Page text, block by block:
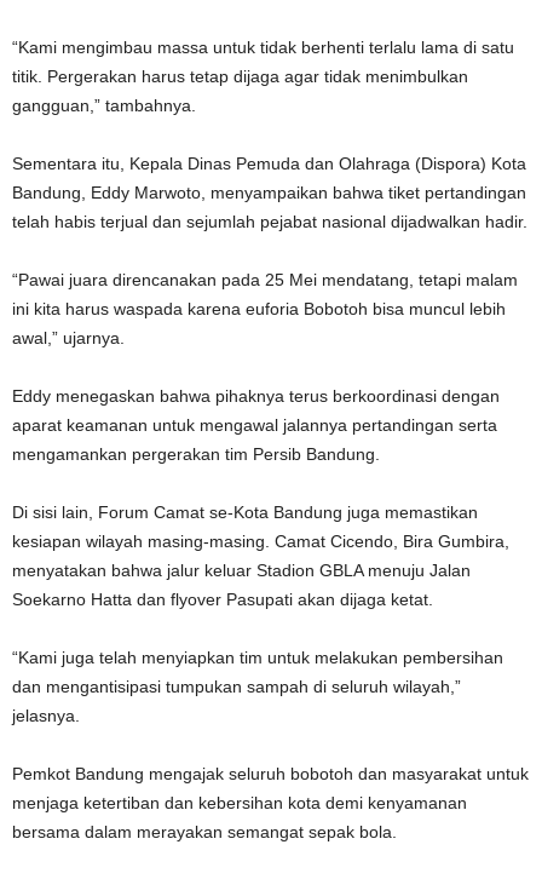
“Kami mengimbau massa untuk tidak berhenti terlalu lama di satu
titik. Pergerakan harus tetap dijaga agar tidak menimbulkan
gangguan,” tambahnya.
Sementara itu, Kepala Dinas Pemuda dan Olahraga (Dispora) Kota
Bandung, Eddy Marwoto, menyampaikan bahwa tiket pertandingan
telah habis terjual dan sejumlah pejabat nasional dijadwalkan hadir.
“Pawai juara direncanakan pada 25 Mei mendatang, tetapi malam
ini kita harus waspada karena euforia Bobotoh bisa muncul lebih
awal,” ujarnya.
Eddy menegaskan bahwa pihaknya terus berkoordinasi dengan
aparat keamanan untuk mengawal jalannya pertandingan serta
mengamankan pergerakan tim Persib Bandung.
Di sisi lain, Forum Camat se-Kota Bandung juga memastikan
kesiapan wilayah masing-masing. Camat Cicendo, Bira Gumbira,
menyatakan bahwa jalur keluar Stadion GBLA menuju Jalan
Soekarno Hatta dan flyover Pasupati akan dijaga ketat.
“Kami juga telah menyiapkan tim untuk melakukan pembersihan
dan mengantisipasi tumpukan sampah di seluruh wilayah,”
jelasnya.
Pemkot Bandung mengajak seluruh bobotoh dan masyarakat untuk
menjaga ketertiban dan kebersihan kota demi kenyamanan
bersama dalam merayakan semangat sepak bola.